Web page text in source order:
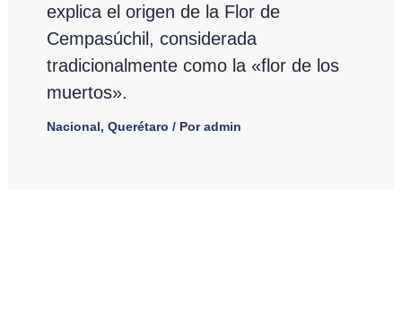
explica el origen de la Flor de
Cempasúchil, considerada
tradicionalmente como la «flor de los
muertos».
Nacional, Querétaro / Poradmin